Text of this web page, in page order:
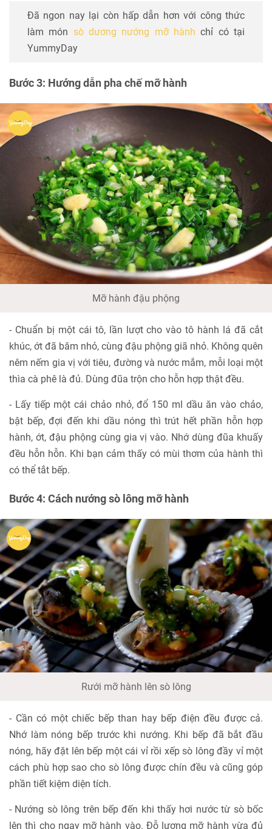
Đã ngon nay lại còn hấp dẫn hơn với công thức
làm món sò dương nướng mỡ hành chỉ có tại
YummyDay
Bước 3: Hướng dẫn pha chế mỡ hành
Mỡ hành đậu phộng
- Chuẩn bị một cái tô, lần lượt cho vào tô hành lá đã cắt
khúc, ớt đã băm nhỏ, cùng đậu phộng giã nhỏ. Không quên
nêm nếm gia vị với tiêu, đường và nước mắm, mỗi loại một
thìa cà phê là đủ. Dùng đũa trộn cho hỗn hợp thật đều.
- Lấy tiếp một cái chảo nhỏ, đổ 150 ml dầu ăn vào chảo,
bật bếp, đợi đến khi dầu nóng thì trút hết phần hỗn hợp
hành, ớt, đậu phộng cùng gia vị vào. Nhớ dùng đũa khuấy
đều hỗn hỗn. Khi bạn cảm thấy có mùi thơm của hành thì
có thể tắt bếp.
Bước 4: Cách nướng sò lông mỡ hành
Rưới mỡ hành lên sò lông
- Cần có một chiếc bếp than hay bếp điện đều được cả.
Nhớ làm nóng bếp trước khi nướng. Khi bếp đã bắt đầu
nóng, hãy đặt lên bếp một cái vỉ rồi xếp sò lông đầy vỉ một
cách phù hợp sao cho sò lông được chín đều và cũng góp
phần tiết kiệm diện tích.
- Nướng sò lông trên bếp đến khi thấy hơi nước từ sò bốc
lên thì cho ngay mỡ hành vào. Đỗ lượng mỡ hành vừa đủ